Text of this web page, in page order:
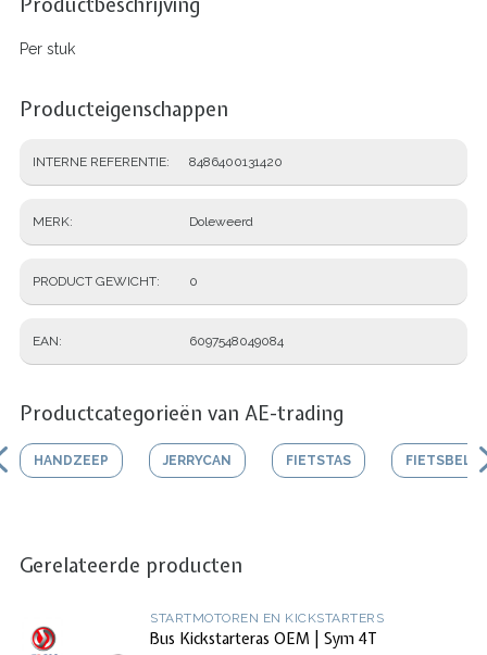
Per stuk
Producteigenschappen
INTERNE REFERENTIE 8486400131420
MERK Doleweerd
PRODUCT GEWICHT 0
EAN 6097548049084
Productcategorieën van AE-trading
HANDZEEP JERRYCAN FIETSTAS FIETSBEL
Gerelateerde producten
STARTMOTOREN EN KICKSTARTERS
Bus Kickstarteras OEM | Sym 4T